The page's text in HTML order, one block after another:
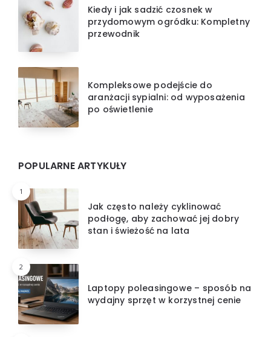
Kiedy i jak sadzić czosnek w
przydomowym ogródku: Kompletny
przewodnik
Kompleksowe podejście do
aranżacji sypialni: od wyposażenia
po oświetlenie
POPULARNE ARTYKUŁY
1
Jak często należy cyklinować
podłogę, aby zachować jej dobry
stan i świeżość na lata
2
Laptopy poleasingowe – sposób na
wydajny sprzęt w korzystnej cenie